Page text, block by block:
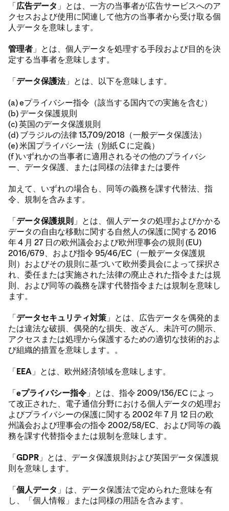
「広告データ 」とは、一方の当事者が広告サービスへのア
クセスおよび使用に関連して他方の当事者から受け取る個
人データを意味します。
管理者 」とは、個人データを処理する手段および目的を決
定する当事者を意味します。
「データ保護法」とは、以下を意味します。
(a) eプライバシー指令（該当する国内での実施を含む）
(b) データ保護規則
(c) 英国のデータ保護規則
(d) ブラジルの法律 13,709/2018（一般データ保護法）
(e) 米国プライバシー法（別紙 C に定義）
(f )いずれかの当事者に適用されるその他のプライバシ
ー、データ保護、または同様の法律または要件
加えて、いずれの場合も、同等の義務を課す代替法、指
令、規制を含みます。
「データ保護規則 」とは、個人データの処理およびかかる
データの自由な移動に関する自然人の保護に関する 2016
年 4 月 27 日の欧州議会および欧州理事会の規則 (EU)
2016/679、および指令 95/46/EC（一般データ保護規
則）およびその規則に基づいて欧州委員会によって採択さ
れ、委任または実施された法律の廃止された指令または規
則、および同等の義務を課す代替指令または規制を意味し
ます。
「データセキュリティ対策 」とは、広告データを偶発的ま
たは違法な破損、偶発的な損失、改ざん、未許可の開示、
アクセスまたは処理から保護するための適切な技術的およ
び組織的措置を意味します。。
「EEA 」とは、欧州経済領域を意味します。
「eプライバシー指令 」とは、指令 2009/136/EC によっ
て改正された、電子通信分野における個人データの処理お
よびプライバシーの保護に関する 2002 年 7 月 12 日の欧
州議会および理事会の指令 2002/58/EC、および同等の義
務を課す代替指令または規制を意味します。
「GDPR 」とは、データ保護規則および英国データ保護規
則を意味します。
「個人データ 」は、データ保護法で定められた意味を有
し、「個人情報」または同様の用語を含みます。